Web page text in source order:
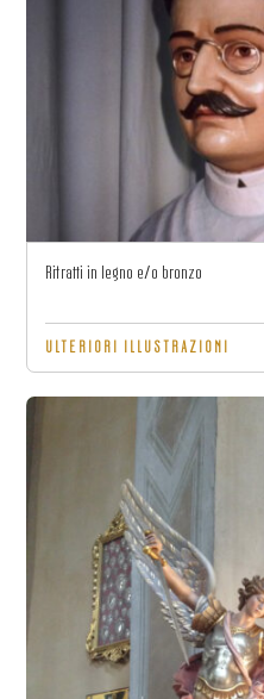
Ritratti in legno e/o bronzo
ULTERIORI ILLUSTRAZIONI